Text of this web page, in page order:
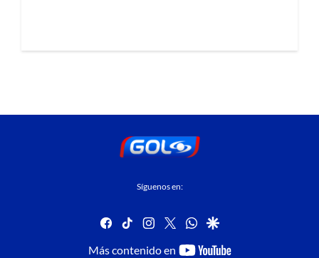
Síguenos en:
facebook
tiktok instagram
twitterwhatsapp
google
Más contenido en
youtube-